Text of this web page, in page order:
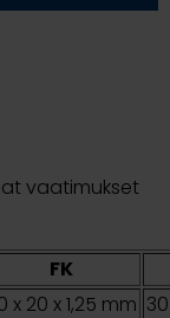
vaatimukset
FK
x 20 x 1,25 mm